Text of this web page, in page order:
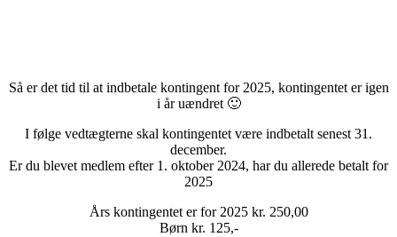
Så er det tid til at indbetale kontingent for 2025, kontingentet er igen
i år uændret 🙂
I følge vedtægterne skal kontingentet være indbetalt senest 31.
december.
Er du blevet medlem efter 1. oktober 2024, har du allerede betalt for
2025
Års kontingentet er for 2025 kr. 250,00
Børn kr. 125,-